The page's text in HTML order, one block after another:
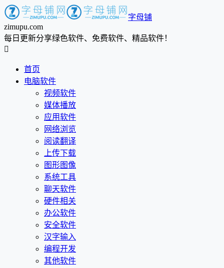
字母铺
zimupu.com
每日更新分享绿色软件、免费软件、精品软件！

首页
电脑软件
视频软件
媒体播放
应用软件
网络浏览
阅读翻译
上传下载
图形图像
系统工具
聊天软件
硬件相关
办公软件
安全软件
汉字输入
编程开发
其他软件